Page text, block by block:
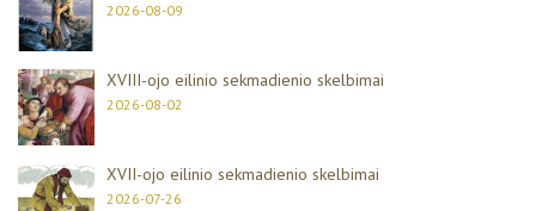
2026-08-09
XVIII-ojo eilinio sekmadienio skelbimai
2026-08-02
XVII-ojo eilinio sekmadienio skelbimai
2026-07-26